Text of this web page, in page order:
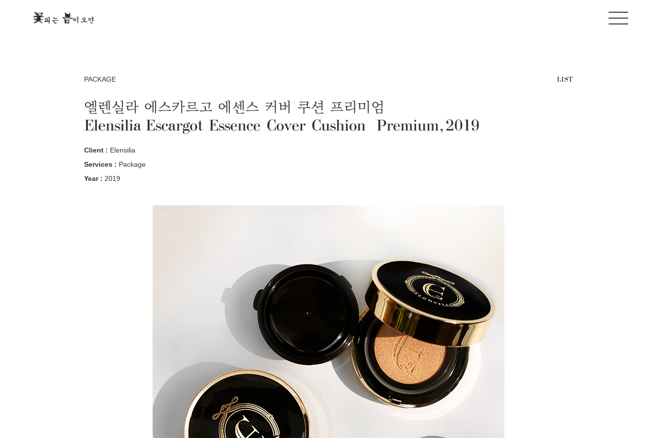
LIST
PACKAGE
엘렌실라 에스카르고 에센스 커버 쿠션 프리미엄
Elensilia Escargot Essence Cover Cushion Premium, 2019
Client : Elensilia
Services : Package
Year : 2019